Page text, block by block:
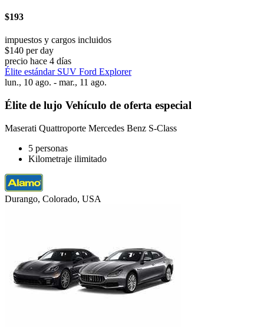
$193
impuestos y cargos incluidos
$140 per day
precio hace 4 días
Élite estándar SUV Ford Explorer
lun., 10 ago. - mar., 11 ago.
Élite de lujo Vehículo de oferta especial
Maserati Quattroporte Mercedes Benz S-Class
5 personas
Kilometraje ilimitado
Durango, Colorado, USA